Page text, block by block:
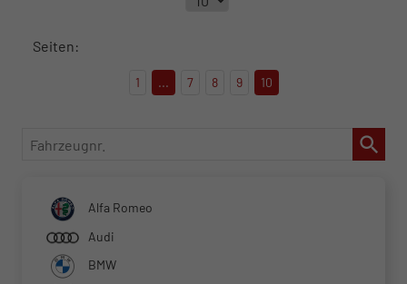
Seiten:
1 ... 7 8 9 10
Fahrzeugnr.
Alfa Romeo
Audi
BMW